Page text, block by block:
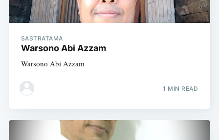
SASTRATAMA
Warsono Abi Azzam
Warsono Abi Azzam
1 MIN READ